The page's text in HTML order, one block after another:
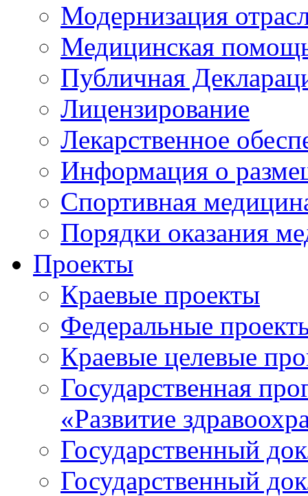
Модернизация
Медицинская
Публичная
Лицензирование
Лекарственное
Информация о
Спортивная
Порядки оказания
Проекты
Краевые проекты
Федеральные
Краевые целевые
Государственная
«Развитие
Государственный
Государственный